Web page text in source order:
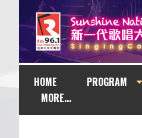
HOME PROGRAM
MORE...